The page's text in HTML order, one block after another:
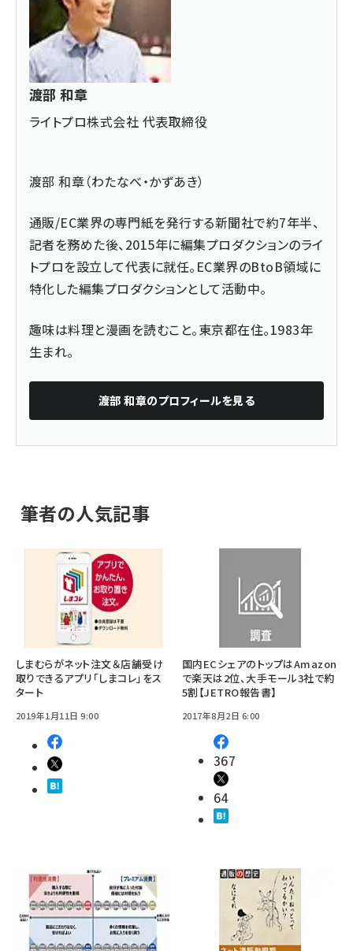
渡部 和章
ライトプロ株式会社 代表取締役
渡部 和章（わたなべ・かずあき）
通販/EC業界の専門紙を発行する新聞社で約7年半、
記者を務めた後、2015年に編集プロダクションのライ
トプロを設立して代表に就任。EC業界のBtoB領域に
特化した編集プロダクションとして活動中。
趣味は料理と漫画を読むこと。東京都在住。1983年
生まれ。
渡部 和章のプロフィールを見る
筆者の人気記事
しまむらがネット注文＆店舗受け
取りできるアプリ「しまコレ」をス
タート
2019年1月11日 9:00
国内ECシェアのトップはAmazon
で楽天は2位、大手モール3社で約
5割【JETRO報告書】
2017年8月2日 6:00
367
64